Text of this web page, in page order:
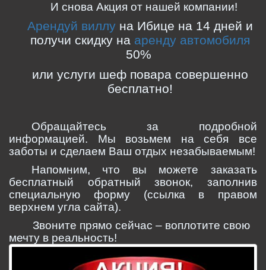
И снова Акция от нашей компании!
Арендуй виллу на Ибице на 14 дней и
получи скидку на аренду автомобиля
50%
или услуги шеф повара совершенно
бесплатно!
Обращайтесь за подробной
информацией. Мы возьмем на себя все
заботы и сделаем Ваш отдых незабываемым!
Напомним, что вы можете заказать
бесплатный обратный звонок, заполнив
специальную форму (ссылка в правом
верхнем угла сайта).
Звоните прямо сейчас – воплотите свою
мечту в реальность!